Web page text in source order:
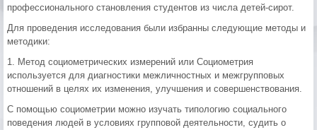
профессионального становления студентов из числа детей-сирот.
Для проведения исследования были избранны следующие методы и
методики:
1. Метод социометрических измерений или Социометрия
используется для диагностики межличностных и межгрупповых
отношений в целях их изменения, улучшения и совершенствования.
С помощью социометрии можно изучать типологию социального
поведения людей в условиях групповой деятельности, судить о